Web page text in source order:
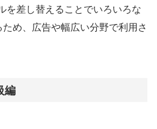
を差し替えることでいろいろな
め、広告や幅広い分野で利用さ
編